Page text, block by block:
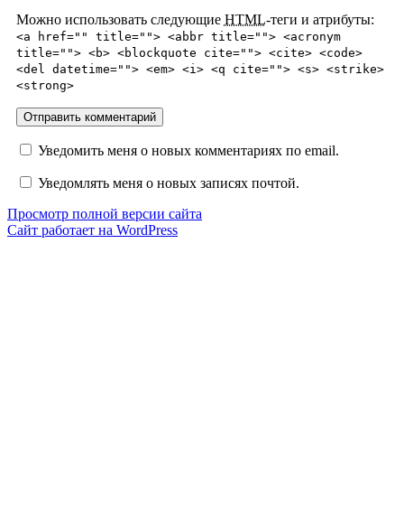
Можно использовать следующие HTML-теги и атрибуты:
<a href="" title=""> <abbr title=""> <acronym
title=""> <b> <blockquote cite=""> <cite> <code>
<del datetime=""> <em> <i> <q cite=""> <s> <strike>
<strong>
Уведомить меня о новых комментариях по email.
Уведомлять меня о новых записях почтой.
Просмотр полной версии сайта
Сайт работает на WordPress